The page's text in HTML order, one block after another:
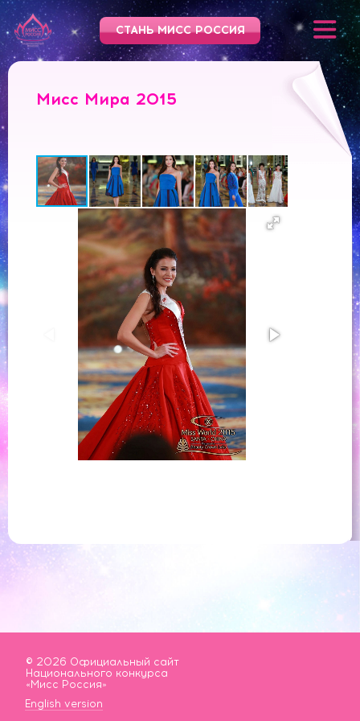
СТАНЬ МИСС РОССИЯ
Мисс Мира 2015
© 2026 Официальный сайт
Национального конкурса
«Мисс Россия»
English version